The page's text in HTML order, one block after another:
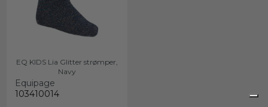
EQ KIDS Lia Glitter strømper,
Navy
Equipage
103410014